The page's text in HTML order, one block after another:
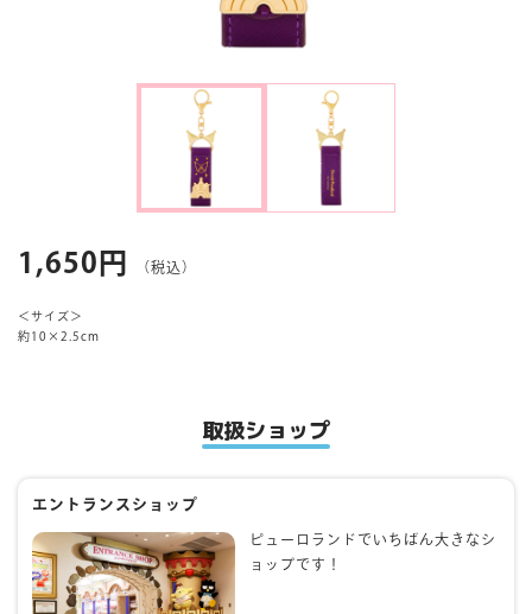
コラボレーション
1,650円 （税込）
＜サイズ＞
約10×2.5cm
取扱ショップ
エントランスショップ
ピューロランドでいちばん大きなシ
ョップです！